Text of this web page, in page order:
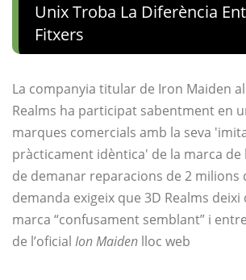
Unix Troba La Diferència
Fitxers
La companyia titular de Iron Maiden
Realms ha participat sabentment en
marques comercials amb la seva
pràcticament idèntica' de la marca de
de demanar reparacions de 2 milions
demanda exigeix ​​que 3D Realms deixi
marca “confusament semblant” i
de l’oficial Ion Maiden lloc web